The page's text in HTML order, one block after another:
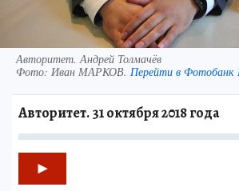
Авторитет. Андрей Толмачёв
Фото: Иван МАРКОВ. Перейти в
Авторитет. 31 октября 2018 года